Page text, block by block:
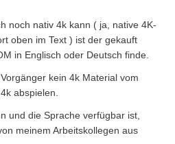
noch nativ 4k kann ( ja, native 4K-
oben im Text ) ist der gekauft
in Englisch oder Deutsch finde.
kein 4k Material vom
abspielen.
und die Sprache verfügbar ist,
meinem Arbeitskollegen aus